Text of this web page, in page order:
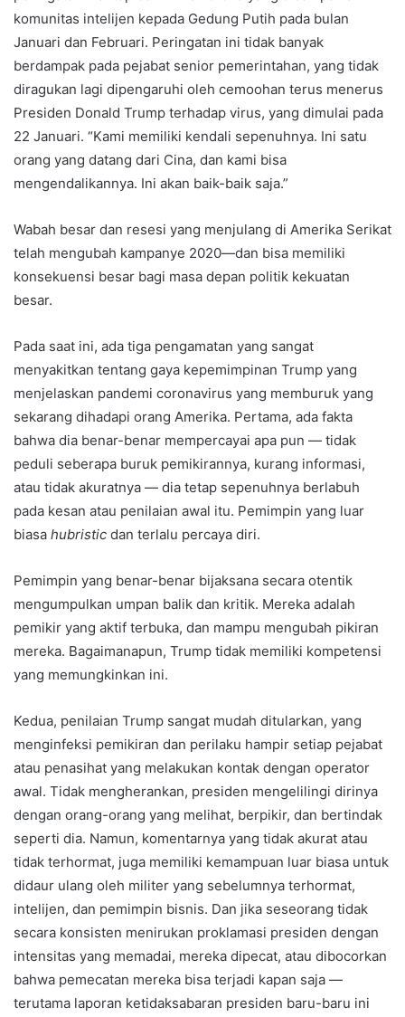
komunitas intelijen kepada Gedung Putih pada bulan
Januari dan Februari. Peringatan ini tidak banyak
berdampak pada pejabat senior pemerintahan, yang tidak
diragukan lagi dipengaruhi oleh cemoohan terus menerus
Presiden Donald Trump terhadap virus, yang dimulai pada
22 Januari. “Kami memiliki kendali sepenuhnya. Ini satu
orang yang datang dari Cina, dan kami bisa
mengendalikannya. Ini akan baik-baik saja.”
Wabah besar dan resesi yang menjulang di Amerika Serikat
telah mengubah kampanye 2020—dan bisa memiliki
konsekuensi besar bagi masa depan politik kekuatan
besar.
Pada saat ini, ada tiga pengamatan yang sangat
menyakitkan tentang gaya kepemimpinan Trump yang
menjelaskan pandemi coronavirus yang memburuk yang
sekarang dihadapi orang Amerika. Pertama, ada fakta
bahwa dia benar-benar mempercayai apa pun — tidak
peduli seberapa buruk pemikirannya, kurang informasi,
atau tidak akuratnya — dia tetap sepenuhnya berlabuh
pada kesan atau penilaian awal itu. Pemimpin yang luar
biasa hubristic dan terlalu percaya diri.
Pemimpin yang benar-benar bijaksana secara otentik
mengumpulkan umpan balik dan kritik. Mereka adalah
pemikir yang aktif terbuka, dan mampu mengubah pikiran
mereka. Bagaimanapun, Trump tidak memiliki kompetensi
yang memungkinkan ini.
Kedua, penilaian Trump sangat mudah ditularkan, yang
menginfeksi pemikiran dan perilaku hampir setiap pejabat
atau penasihat yang melakukan kontak dengan operator
awal. Tidak mengherankan, presiden mengelilingi dirinya
dengan orang-orang yang melihat, berpikir, dan bertindak
seperti dia. Namun, komentarnya yang tidak akurat atau
tidak terhormat, juga memiliki kemampuan luar biasa untuk
didaur ulang oleh militer yang sebelumnya terhormat,
intelijen, dan pemimpin bisnis. Dan jika seseorang tidak
secara konsisten menirukan proklamasi presiden dengan
intensitas yang memadai, mereka dipecat, atau dibocorkan
bahwa pemecatan mereka bisa terjadi kapan saja —
terutama laporan ketidaksabaran presiden baru-baru ini